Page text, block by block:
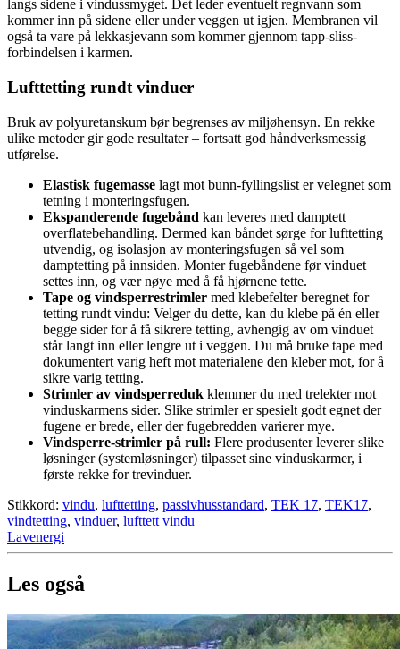
langs sidene i vindussmyget. Det leder eventuelt regnvann som
kommer inn på sidene eller under veggen ut igjen. Membranen vil
også ta vare på lekkasjevann som kommer gjennom tapp-sliss-
forbindelsen i karmen.
Lufttetting rundt vinduer
Bruk av polyuretanskum bør begrenses av miljøhensyn. En rekke
ulike metoder gir gode resultater – fortsatt god håndverksmessig
utførelse.
Elastisk fugemasse lagt mot bunn-fyllingslist er velegnet som
tetning i monteringsfugen.
Ekspanderende fugebånd kan leveres med damptett
overflatebehandling. Dermed kan båndet sørge for lufttetting
utvendig, og isolasjon av monteringsfugen så vel som
damptetting på innsiden. Monter fugebåndene før vinduet
settes inn, og vær nøye med å få hjørnene tette.
Tape og vindsperrestrimler med klebefelter beregnet for
tetting rundt vindu: Velger du dette, kan du klebe på én eller
begge sider for å få sikrere tetting, avhengig av om vinduet
står langt inn eller lengre ut i veggen. Du må bruke tape med
dokumentert varig heft mot materialene den kleber mot, for å
sikre varig tetting.
Strimler av vindsperreduk klemmer du med trelekter mot
vinduskarmens sider. Slike strimler er spesielt godt egnet der
fugene er brede, eller der fugebredden varierer mye.
Vindsperre-strimler på rull: Flere produsenter leverer slike
løsninger (systemløsninger) tilpasset sine vinduskarmer, i
første rekke for trevinduer.
Stikkord: vindu, lufttetting, passivhusstandard, TEK 17, TEK17,
vindtetting, vinduer, lufttett vindu
Lavenergi
Les også